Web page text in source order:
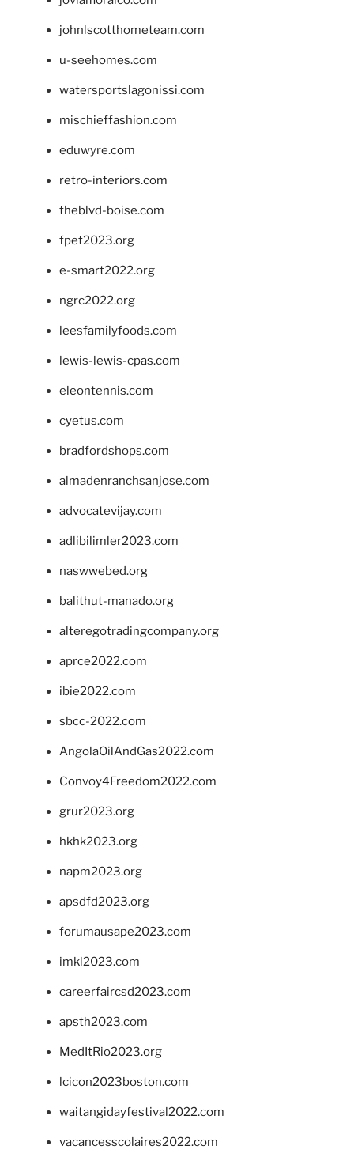
johnlscotthometeam.com
u-seehomes.com
watersportslagonissi.com
mischieffashion.com
eduwyre.com
retro-interiors.com
theblvd-boise.com
fpet2023.org
e-smart2022.org
ngrc2022.org
leesfamilyfoods.com
lewis-lewis-cpas.com
eleontennis.com
cyetus.com
bradfordshops.com
almadenranchsanjose.com
advocatevijay.com
adlibilimler2023.com
naswwebed.org
balithut-manado.org
alteregotradingcompany.org
aprce2022.com
ibie2022.com
sbcc-2022.com
AngolaOilAndGas2022.com
Convoy4Freedom2022.com
grur2023.org
hkhk2023.org
napm2023.org
apsdfd2023.org
forumausape2023.com
imkl2023.com
careerfaircsd2023.com
apsth2023.com
MedItRio2023.org
lcicon2023boston.com
waitangidayfestival2022.com
vacancesscolaires2022.com